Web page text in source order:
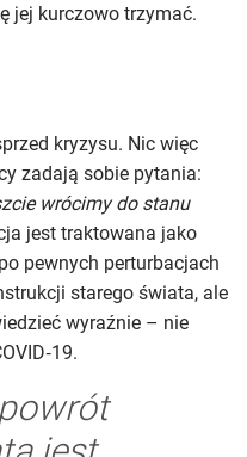
jej kurczowo trzymać.
kryzysu. Nic więc
zadają sobie pytania:
wrócimy do stanu
jest traktowana jako
pewnych perturbacjach
starego świata, ale
wyraźnie – nie